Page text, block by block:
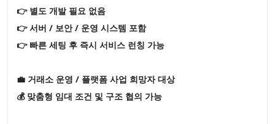
👉 별도 개발 필요 없음
👉 서버 / 보안 / 운영 시스템 포함
👉 빠른 세팅 후 즉시 서비스 런칭 가능
💼 거래소 운영 / 플랫폼 사업 희망자 대상
💰 맞춤형 임대 조건 및 구조 협의 가능